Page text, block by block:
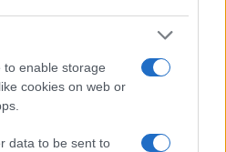
to enable storage
cookies on web or
data to be sent to
elegante da 10 minuti per